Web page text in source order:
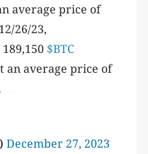
average price of
26/23,
$BTC
an average price of
December 27, 2023